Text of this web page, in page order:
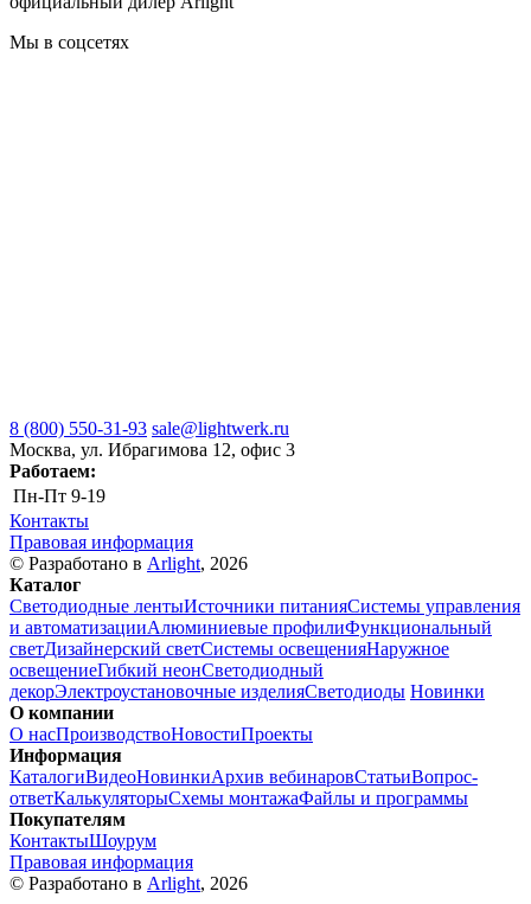
Мы в соцсетях
8 (800) 550-31-93 sale@lightwerk.ru
Москва, ул. Ибрагимова 12, офис 3
Работаем:
Пн-Пт 9-19
Контакты
Правовая информация
© Разработано в Arlight, 2026
Каталог
Светодиодные лентыИсточники питанияСистемы управления
и автоматизацииАлюминиевые профилиФункциональный
светДизайнерский светСистемы освещенияНаружное
освещениеГибкий неонСветодиодный
декорЭлектроустановочные изделияСветодиоды Новинки
О компании
О насПроизводствоНовостиПроекты
Информация
КаталогиВидеоНовинкиАрхив вебинаровСтатьиВопрос-
ответКалькуляторыСхемы монтажаФайлы и программы
Покупателям
КонтактыШоурум
Правовая информация
© Разработано в Arlight, 2026